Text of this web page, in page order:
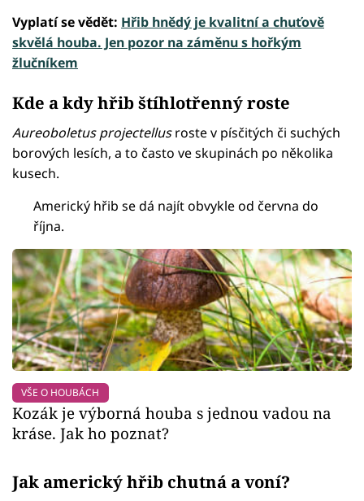
Vyplatí se vědět: Hřib hnědý je kvalitní a chuťově
skvělá houba. Jen pozor na záměnu s hořkým
žlučníkem
Kde a kdy hřib štíhlotřenný roste
Aureoboletus projectellusroste v písčitých či suchých
borových lesích, a to často ve skupinách po několika
kusech.
Americký hřib se dá najít obvykle od června do
října.
VŠE O HOUBÁCH
Kozák je výborná houba s jednou vadou na
kráse. Jak ho poznat?
Jak americký hřib chutná a voní?